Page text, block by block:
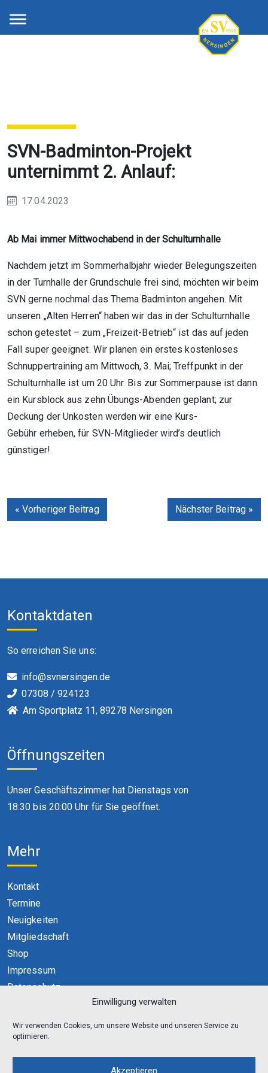
Einwilligung verwalten
Wir verwenden Cookies, um unsere Website und unseren Service zu
optimieren.
Akzeptieren
SVN-Badminton-Projekt
unternimmt 2. Anlauf:
17.04.2023
Ab Mai immer Mittwochabend in der Schulturnhalle
Nachdem jetzt im Sommerhalbjahr wieder Belegungszeiten
in der Turnhalle der Grundschule frei sind, möchten wir beim
SVN gerne nochmal das Thema Badminton angehen. Mit
unseren „Alten Herren“ haben wir das in der Schulturnhalle
schon getestet – zum „Freizeit-Betrieb“ ist das auf jeden
Fall super geeignet. Wir planen ein erstes kostenloses
Schnuppertraining am Mittwoch, 3. Mai; Treffpunkt in der
Schulturnhalle ist um 20 Uhr. Bis zur Sommerpause ist dann
ein Kursblock aus zehn Übungs-Abenden geplant; zur
Deckung der Unkosten werden wir eine Kurs-
Gebühr erheben, für SVN-Mitglieder wird’s deutlich
günstiger!
« Vorheriger Beitrag Nächster Beitrag »
Kontaktdaten
So erreichen Sie uns:
info@svnersingen.de
07308 / 924123
Am Sportplatz 11, 89278 Nersingen
Öffnungszeiten
Unser Geschäftszimmer hat Dienstags von
18:30 bis 20:00 Uhr für Sie geöffnet.
Mehr
Kontakt
Termine
Neuigkeiten
Mitgliedschaft
Shop
Impressum
Datenschutz
Cookie-Richtlinie (EU)